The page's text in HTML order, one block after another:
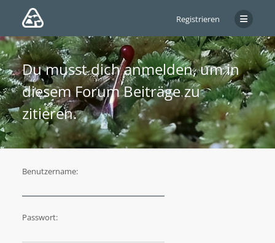
Registrieren
Du musst dich anmelden, um in
diesem Forum Beiträge zu
zitieren.
Benutzername:
Passwort: